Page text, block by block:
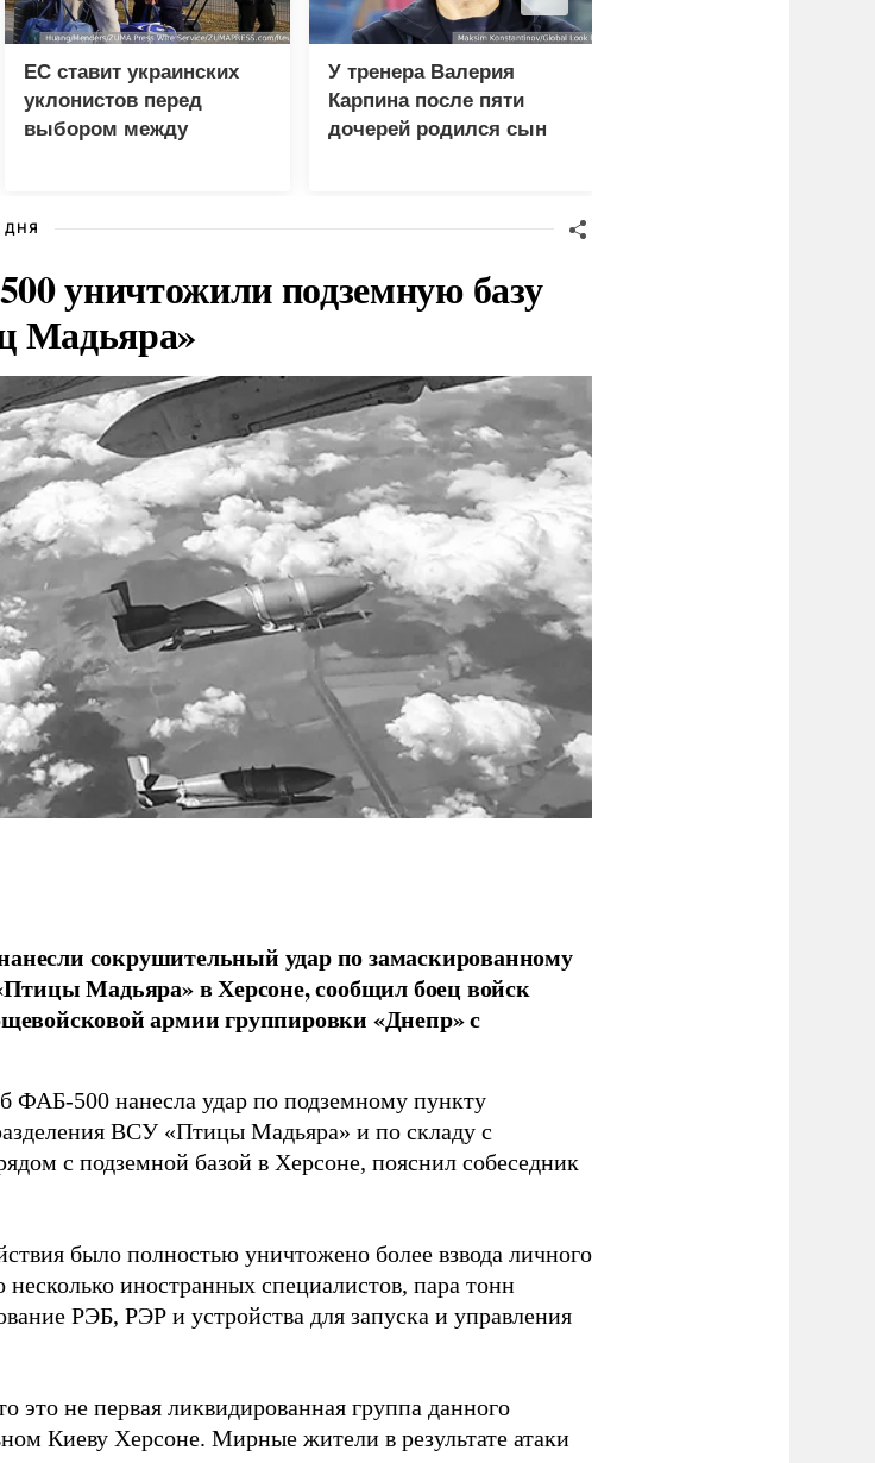
ЕС ставит украинских
уклонистов перед
выбором между
У тренера Валерия
Карпина после пяти
дочерей родился сын
ДНЯ
уничтожили подземную базу
Мадьяра»
сокрушительный удар по замаскированному
Мадьяра» в Херсоне, сообщил боец войск
армии группировки «Днепр» с
500 нанесла удар по подземному пункту
ВСУ «Птицы Мадьяра» и по складу с
с подземной базой в Херсоне, пояснил собеседник
было полностью уничтожено более взвода личного
несколько иностранных специалистов, пара тонн
РЭБ, РЭР и устройства для запуска и управления
это не первая ликвидированная группа данного
Киеву Херсоне. Мирные жители в результате атаки